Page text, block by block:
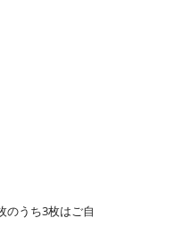
のうち3枚はご自